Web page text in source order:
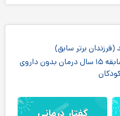
برتر سابق)
نورولند (فرزندان برتر) با سابقه ۱۵ سال درمان بدون داروی